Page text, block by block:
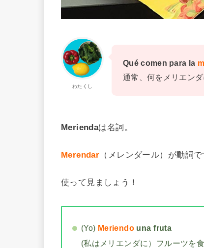
わたくし
Qué comen para la
通常、何をメリエン
Meriendaは名詞。
Merendar （メレンダール）が動詞で
使って見ましょう！
(Yo) Meriendo una fruta
(私はメリエンダに）フルーツを食